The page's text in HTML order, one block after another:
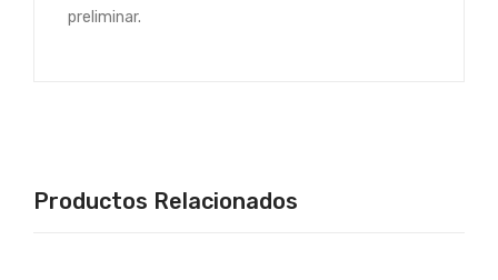
preliminar.
Productos Relacionados